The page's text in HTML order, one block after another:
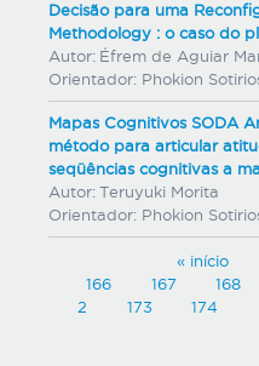
Decisão para uma
Methodology : o caso do
Autor: Éfrem de Aguiar
Orientador: Phokion
Mapas Cognitivos SODA
método para articular
seqüências cognitivas a
Autor: Teruyuki Morita
Orientador: Phokion
« início
166
167 168
2
173 174